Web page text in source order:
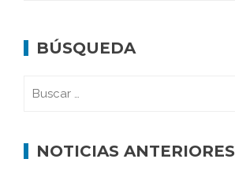
BÚSQUEDA
NOTICIAS ANTERIORES